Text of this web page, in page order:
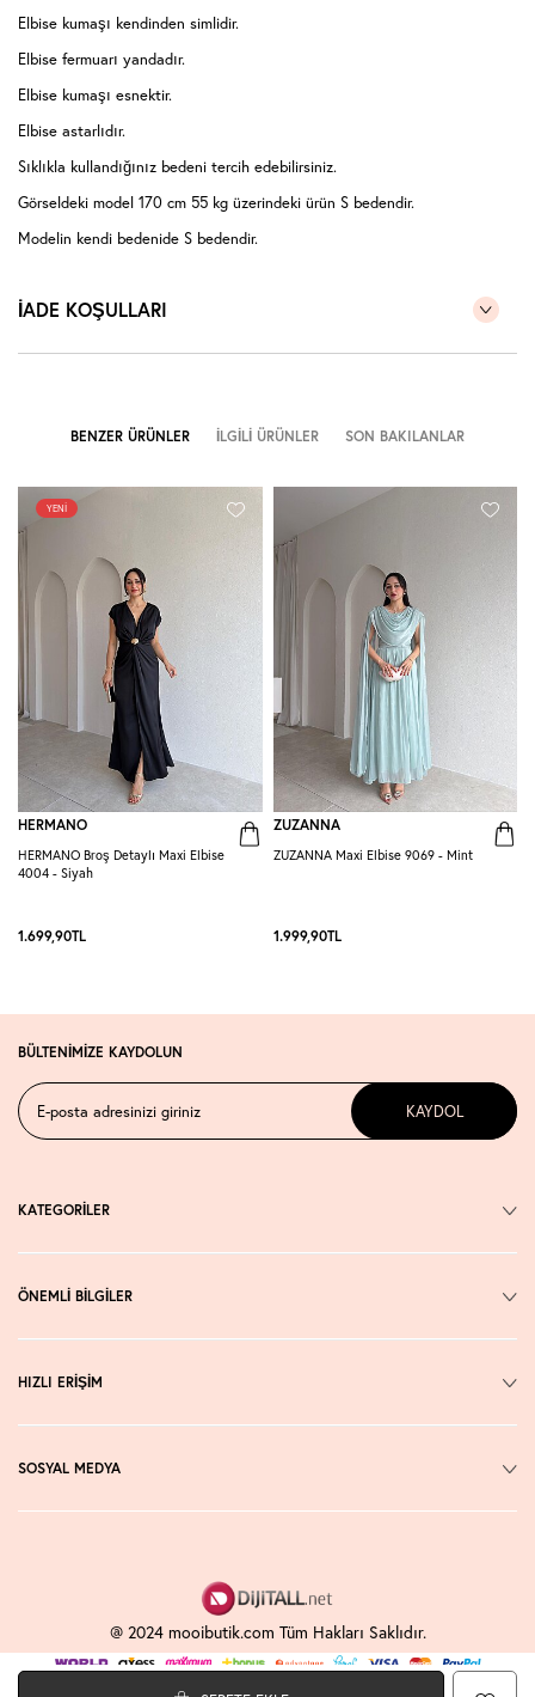
Elbise kumaşı kendinden simlidir.
Elbise fermuarı yandadır.
Elbise kumaşı esnektir.
Elbise astarlıdır.
Sıklıkla kullandığınız bedeni tercih edebilirsiniz.
Görseldeki model 170 cm 55 kg üzerindeki ürün S bedendir.
Modelin kendi bedenide S bedendir.
İADE KOŞULLARI
BENZER ÜRÜNLER İLGILI ÜRÜNLER SON BAKILANLAR
YENI
HERMANO
HERMANO Broş Detaylı Maxi Elbise
4004 - Siyah
1.699,90TL
ZUZANNA
ZUZANNA Maxi Elbise 9069 - Mint
1.999,90TL
BÜLTENİMİZE KAYDOLUN
KAYDOL
KATEGORİLER
ÖNEMLİ BİLGİLER
HIZLI ERİŞİM
SOSYAL MEDYA
@ 2024 mooibutik.com Tüm Hakları Saklıdır.